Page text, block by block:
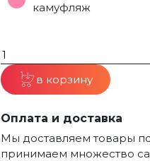
камуфляж
в корзину
Оплата и доставка
Мы доставляем товары
принимаем множество